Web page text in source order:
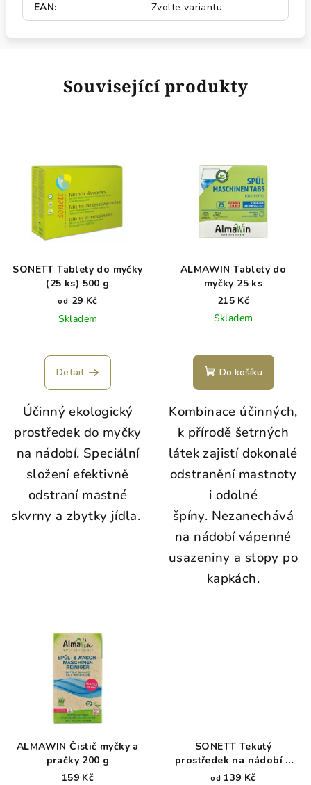
EAN: Zvolte variantu
Související produkty
SONETT Tablety do myčky
(25 ks) 500 g
od 29 Kč
Skladem
hodnocení
produktu
z
hvězdiček.
Detail
Účinný ekologický
prostředek do myčky
na nádobí. Speciální
složení efektivně
odstraní mastné
skvrny a zbytky jídla.
ALMAWIN Tablety do
myčky 25 ks
215 Kč
Skladem
Do košíku
Kombinace účinných,
k přírodě šetrných
látek zajistí dokonalé
odstranění mastnoty
i odolné
špíny. Nezanechává
na nádobí vápenné
usazeniny a stopy po
kapkách.
ALMAWIN Čistič myčky a
pračky 200 g
159 Kč
SONETT Tekutý
prostředek na nádobí a
univerzální čistič -
od 139 Kč